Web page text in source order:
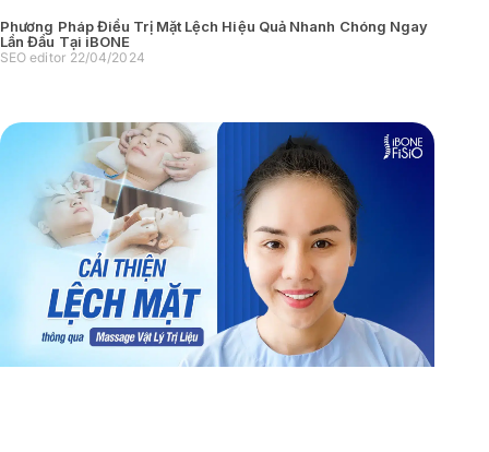
Phương Pháp Điều Trị Mặt Lệch Hiệu Quả Nhanh Chóng Ngay
Lần Đầu Tại iBONE
SEO editor 22/04/2024